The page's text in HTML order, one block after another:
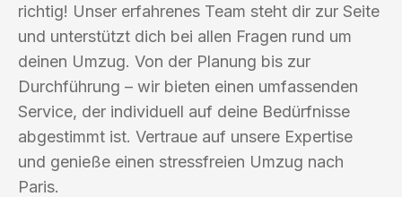
richtig! Unser erfahrenes Team steht dir zur Seite
und unterstützt dich bei allen Fragen rund um
deinen Umzug. Von der Planung bis zur
Durchführung – wir bieten einen umfassenden
Service, der individuell auf deine Bedürfnisse
abgestimmt ist. Vertraue auf unsere Expertise
und genieße einen stressfreien Umzug nach
Paris.